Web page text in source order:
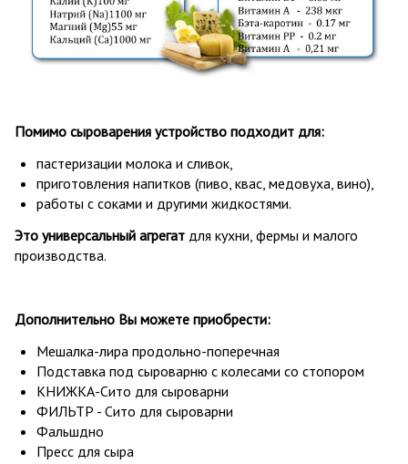
Помимо сыроварения устройство подходит для:
пастеризации молока и сливок,
приготовления напитков (пиво, квас, медовуха, вино),
работы с соками и другими жидкостями.
Это универсальный агрегат для кухни, фермы и малого
производства.
Дополнительно Вы можете приобрести:
Мешалка-лира продольно-поперечная
Подставка под сыроварню с колесами со стопором
КНИЖКА-Сито для сыроварни
ФИЛЬТР - Сито для сыроварни
Фальшдно
Пресс для сыра